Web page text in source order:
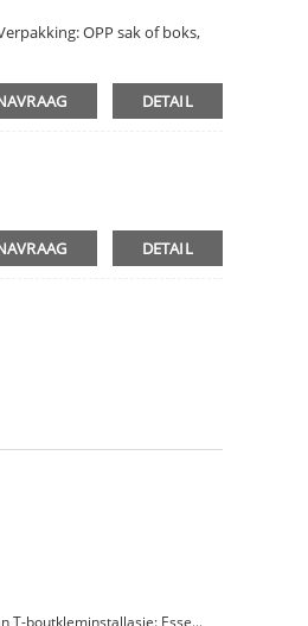
OPP sak of boks,
DETAIL
DETAIL
T-boutkleminstallasie: Esse...